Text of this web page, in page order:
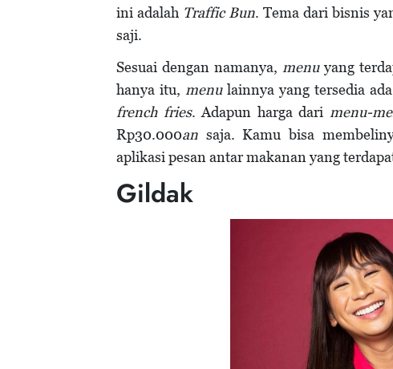
ini adalah Traffic Bun. Tema dari bisnis
saji.
Sesuai dengan namanya,menuyang
hanya itu,menulainnya yang tersedia
french fries. Adapun harga dari menu-
Rp30.000an saja. Kamu bisa
aplikasi pesan antar makanan yang
Gildak